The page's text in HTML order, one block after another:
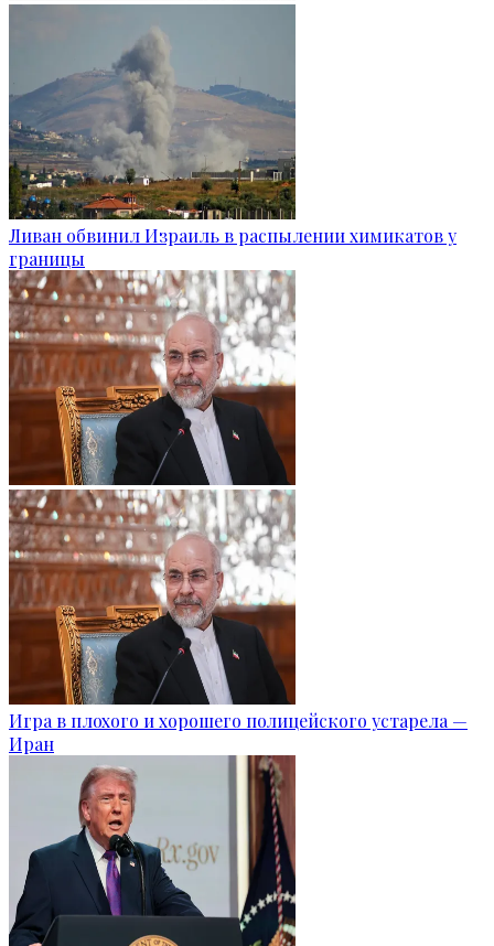
Ливан обвинил Израиль в распылении химикатов у
границы
Игра в плохого и хорошего полицейского устарела —
Иран